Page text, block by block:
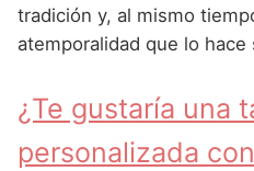
Nombres de Niña
Nombres de Niña
Nombres de Niña
Nombres de Niña
Nombres de
Nombres de
Nombres de
Nombres de
Nombres de
Nombres de
tradición y, al mismo
atemporalidad que lo
¿Te gustaría una
personalizada